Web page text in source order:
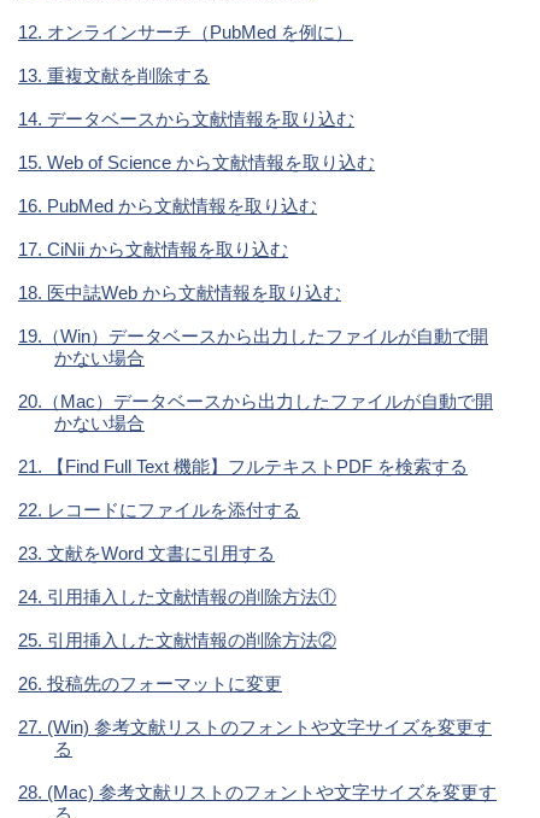
12. オンラインサーチ（PubMed を例に）
13. 重複文献を削除する
14. データベースから文献情報を取り込む
15. Web of Science から文献情報を取り込む
16. PubMed から文献情報を取り込む
17. CiNii から文献情報を取り込む
18. 医中誌Web から文献情報を取り込む
19.（Win）データベースから出力したファイルが自動で開
かない場合
20.（Mac）データベースから出力したファイルが自動で開
かない場合
21. 【Find Full Text 機能】フルテキストPDF を検索する
22. レコードにファイルを添付する
23. 文献をWord 文書に引用する
24. 引用挿入した文献情報の削除方法①
25. 引用挿入した文献情報の削除方法②
26. 投稿先のフォーマットに変更
27. (Win) 参考文献リストのフォントや文字サイズを変更す
る
28. (Mac) 参考文献リストのフォントや文字サイズを変更す
る